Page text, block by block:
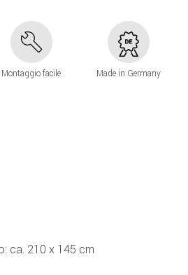
Montaggio facile Made in Germany
ca. 210 x 145 cm